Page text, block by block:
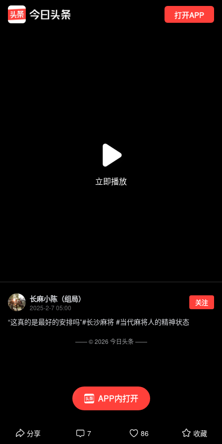
打开APP
APP内打开
长麻小陈（组局）
2025-2-7 05:00
关注
“这真的是最好的安排吗”#长沙麻将 #当代麻将人的精神状态
分享 7 86 收藏
—— ©2026 今日头条——